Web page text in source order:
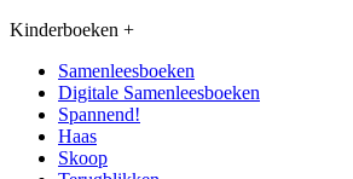
Kinderboeken +
Samenleesboeken
Digitale Samenleesboeken
Spannend!
Haas
Skoop